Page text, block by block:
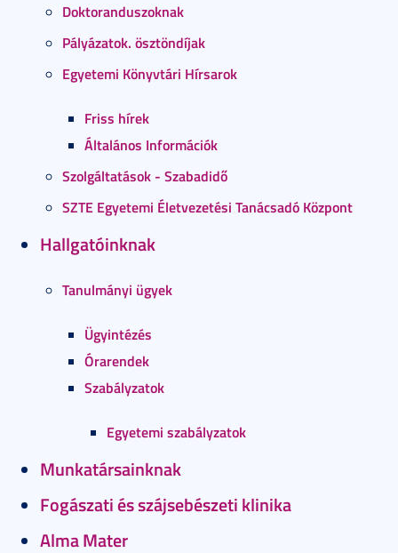
Doktoranduszoknak
Pályázatok. ösztöndíjak
Egyetemi Könyvtári Hírsarok
Friss hírek
Általános Információk
Szolgáltatások - Szabadidő
SZTE Egyetemi Életvezetési Tanácsadó Központ
Hallgatóinknak
Tanulmányi ügyek
Ügyintézés
Órarendek
Szabályzatok
Egyetemi szabályzatok
Munkatársainknak
Fogászati és szájsebészeti klinika
Alma Mater